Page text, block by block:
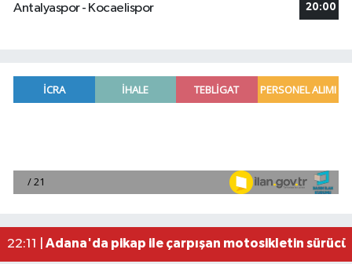
Antalyaspor - Kocaelispor 20:00
22:47 |
Antalya'da 89 yaşındaki kişi evinde ölü bulundu
23:49 |Fenerbahçe, avantaj elde etti